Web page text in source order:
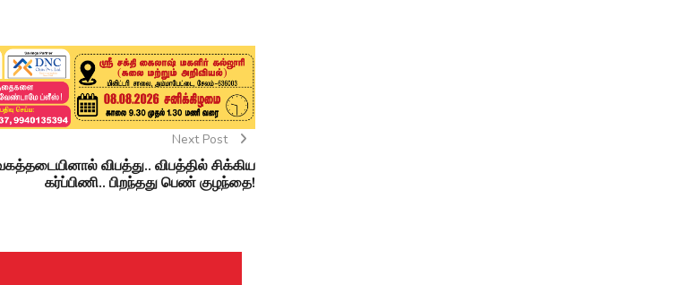
Next Post
விபத்து.. விபத்தில் சிக்கிய
கர்ப்பிணி.. பிறந்த‌து பெண் குழந்தை!